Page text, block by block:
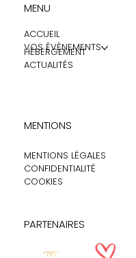
MENU
ACCUEIL
VOS ÉVÈNEMENTS
HÉBERGEMENT
ACTUALITÉS
PARTENAIRES
MENTIONS
MENTIONS LÉGALES
CONFIDENTIALITÉ
COOKIES